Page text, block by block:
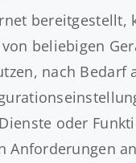
bereitgestellt,
beliebigen
nach Bedarf
oder
Anforderungen